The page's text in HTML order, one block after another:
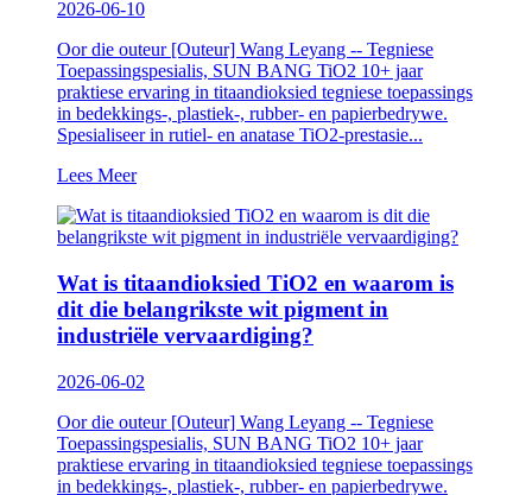
2026-06-10
Oor die outeur [Outeur] Wang Leyang -- Tegniese
Toepassingspesialis, SUN BANG TiO2 10+ jaar
praktiese ervaring in titaandioksied tegniese toepassings
in bedekkings-, plastiek-, rubber- en papierbedrywe.
Spesialiseer in rutiel- en anatase TiO2-prestasie...
Lees Meer
Wat is titaandioksied TiO2 en waarom is
dit die belangrikste wit pigment in
industriële vervaardiging?
2026-06-02
Oor die outeur [Outeur] Wang Leyang -- Tegniese
Toepassingspesialis, SUN BANG TiO2 10+ jaar
praktiese ervaring in titaandioksied tegniese toepassings
in bedekkings-, plastiek-, rubber- en papierbedrywe.